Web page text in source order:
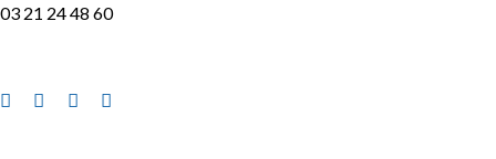
03 21 24 48 60